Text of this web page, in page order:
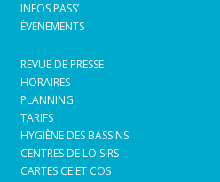
INFOS PASS’
ÉVÉNEMENTS
REVUE DE PRESSE
HORAIRES
PLANNING
TARIFS
HYGIÈNE DES BASSINS
CENTRES DE LOISIRS
CARTES CE ET COS